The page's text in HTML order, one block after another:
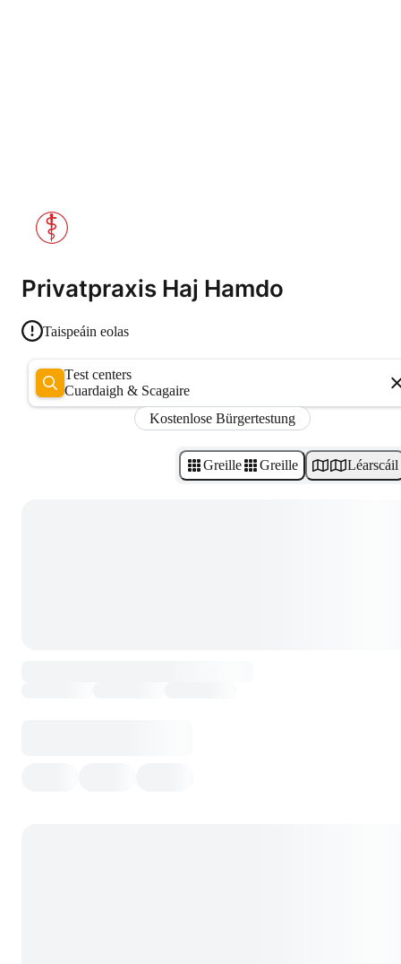
Privatpraxis Haj Hamdo
Taispeáin eolas
Test centers
Cuardaigh & Scagaire
Kostenlose Bürgertestung
Greille Greille Léarscáil